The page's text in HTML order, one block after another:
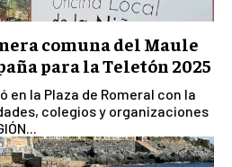
comuna del Maule
para la Teletón 2025
en la Plaza de Romeral con la
colegios y organizaciones